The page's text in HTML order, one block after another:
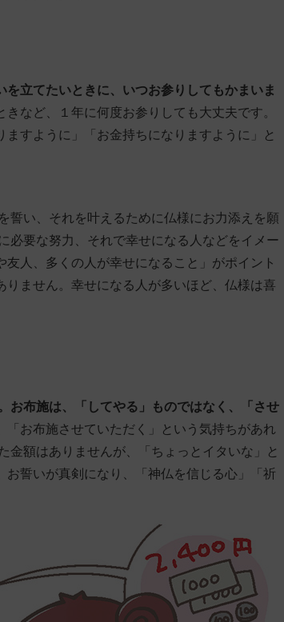
を立てたいときに、いつお参りしてもかまいま
など、１年に何度お参りしても大丈夫です。
すように」「お金持ちになりますように」と
誓い、それを叶えるために仏様にお力添えを願
必要な努力、それで幸せになる人などをイメー
人、多くの人が幸せになること」がポイント
ません。幸せになる人が多いほど、仏様は喜
お布施は、「してやる」ものではなく、「させ
お布施させていただく」という気持ちがあれ
金額はありませんが、「ちょっとイタいな」と
誓いが真剣になり、「神仏を信じる心」「祈